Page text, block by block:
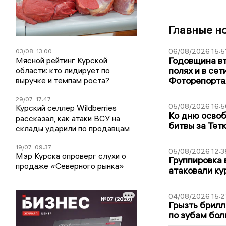
03/08 13:00
Мясной рейтинг Курской
области: кто лидирует по
выручке и темпам роста?
29/07 17:47
Курский селлер Wildberries
рассказал, как атаки ВСУ на
склады ударили по продавцам
19/07 09:37
Мэр Курска опроверг слухи о
продаже «Северного рынка»
Главные
06/08/2026
Годовщина
полях и в
05/08/2026
Ко дню
битвы за
05/08/2026
атаковали
04/08/2026
Грызть
по зубам